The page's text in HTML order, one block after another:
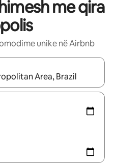
me qira
unike në Airbnb
disponueshme, lëviz me